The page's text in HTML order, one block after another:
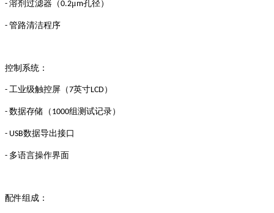
- 溶剂过滤器（0.2μm孔径）
- 管路清洁程序
控制系统：
- 工业级触控屏（7英寸LCD）
- 数据存储（ 1000组测试记录）
- USB数据导出接口
- 多语言操作界面
配件组成：